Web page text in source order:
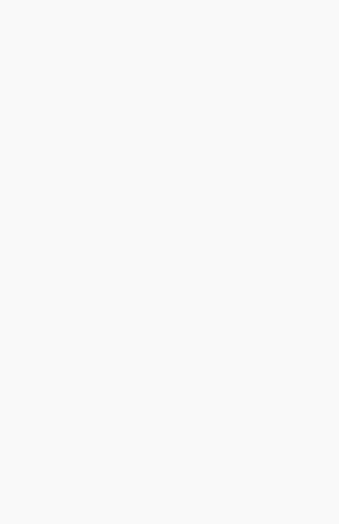
ترین مدعی دروغین حقوق بشر